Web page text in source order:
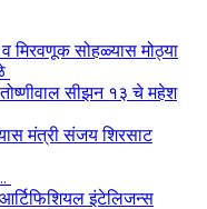
व मिरवणूक सोहळ्यास मोठ्या
सीझन १३ चे महेश
मंत्री संजय शिरसाट
आर्टिफिशियल इंटेलिजन्स